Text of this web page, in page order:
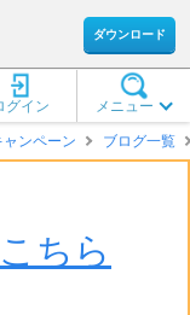
ダウンロード
メニュー
グイン
ンペーン ブログ一覧
こちら